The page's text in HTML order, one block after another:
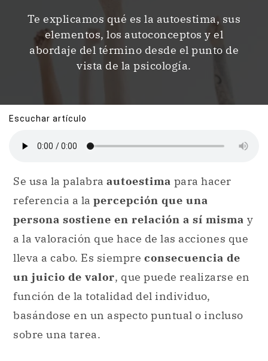
Te explicamos qué es la autoestima, sus
elementos, los autoconceptos y el
abordaje del término desde el punto de
vista de la psicología.
Escuchar artículo
Se usa la palabra autoestima para hacer
referencia a la percepción que una
persona sostiene en relación a sí misma y
a la valoración que hace de las acciones que
lleva a cabo. Es siempre consecuencia de
un juicio de valor, que puede realizarse en
función de la totalidad del individuo,
basándose en un aspecto puntual o incluso
sobre una tarea.